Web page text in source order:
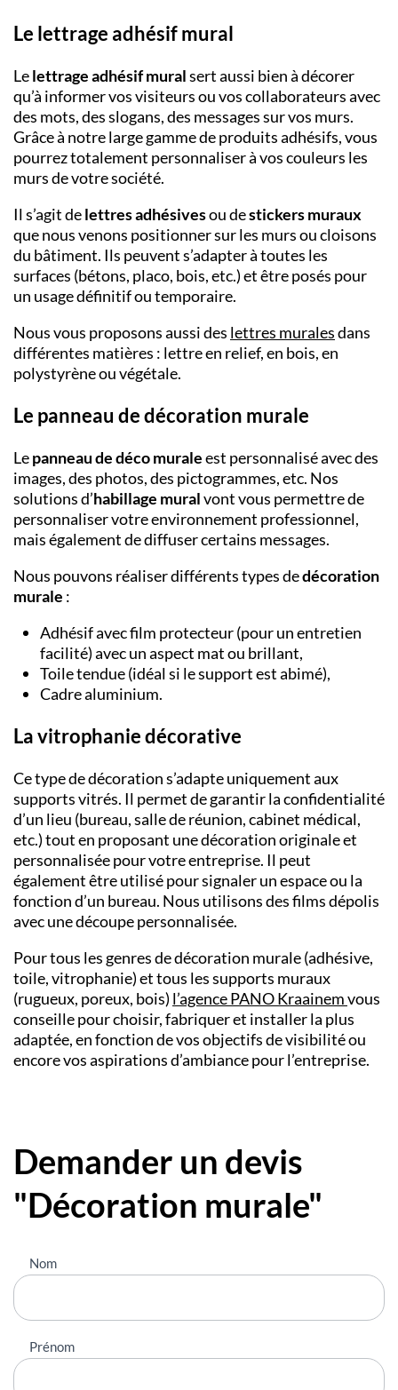
Le lettrage adhésif mural
Lelettrage adhésif muralsert aussi bien à décorer
qu’à informer vos visiteurs ou vos collaborateurs avec
des mots, des slogans, des messages sur vos murs.
Grâce à notre large gamme de produits adhésifs, vous
pourrez totalement personnaliser à vos couleurs les
murs de votre société.
Il s’agit delettres adhésivesou destickers muraux
que nous venons positionner sur les murs ou cloisons
du bâtiment. Ils peuvent s’adapter à toutes les
surfaces (bétons, placo, bois, etc.) et être posés pour
un usage définitif ou temporaire.
Nous vous proposons aussi des lettres muralesdans
différentes matières : lettre en relief, en bois, en
polystyrène ou végétale.
Le panneau de décoration murale
Lepanneau de déco muraleest personnalisé avec des
images, des photos, des pictogrammes, etc. Nos
solutions d’habillage muralvont vous permettre de
personnaliser votre environnement professionnel,
mais également de diffuser certains messages.
Nous pouvons réaliser différents types dedécoration
murale :
Adhésif avec film protecteur (pour un entretien
facilité) avec un aspect mat ou brillant,
Toile tendue (idéal si le support est abimé),
Cadre aluminium.
La vitrophanie décorative
Ce type de décoration s’adapte uniquement aux
supports vitrés. Il permet de garantir la confidentialité
d’un lieu (bureau, salle de réunion, cabinet médical,
etc.) tout en proposant une décoration originale et
personnalisée pour votre entreprise. Il peut
également être utilisé pour signaler un espace ou la
fonction d’un bureau. Nous utilisons des films dépolis
avec une découpe personnalisée.
Pour tous les genres de décoration murale (adhésive,
toile, vitrophanie) et tous les supports muraux
(rugueux, poreux, bois) l’agence PANOKraainemvous
conseille pour choisir, fabriquer et installer la plus
adaptée, en fonction de vos objectifs de visibilité ou
encore vos aspirations d’ambiance pour l’entreprise.
Demander un devis
"Décoration murale"
Nous
contacter
Nom
Prénom